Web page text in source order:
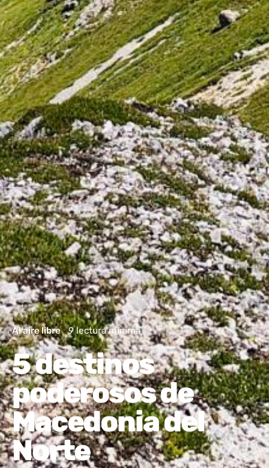
Al aire libre 9 lectura mínima
5 destinos
poderosos de
Macedonia del
Norte